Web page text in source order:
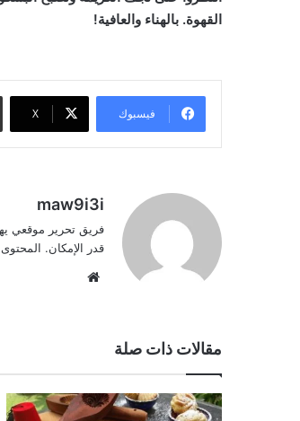
القهوة. بالهناء والعافية!
فيسبوك ‫X
maw9i3i
فريق تحرير موقعي
قدر الإمكان.
مقالات ذات صلة